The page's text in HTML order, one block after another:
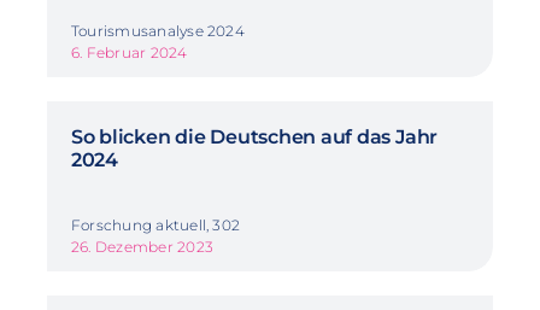
Tourismusanalyse 2024
6. Februar 2024
So blicken die Deutschen auf das Jahr
2024
Forschung aktuell, 302
26. Dezember 2023